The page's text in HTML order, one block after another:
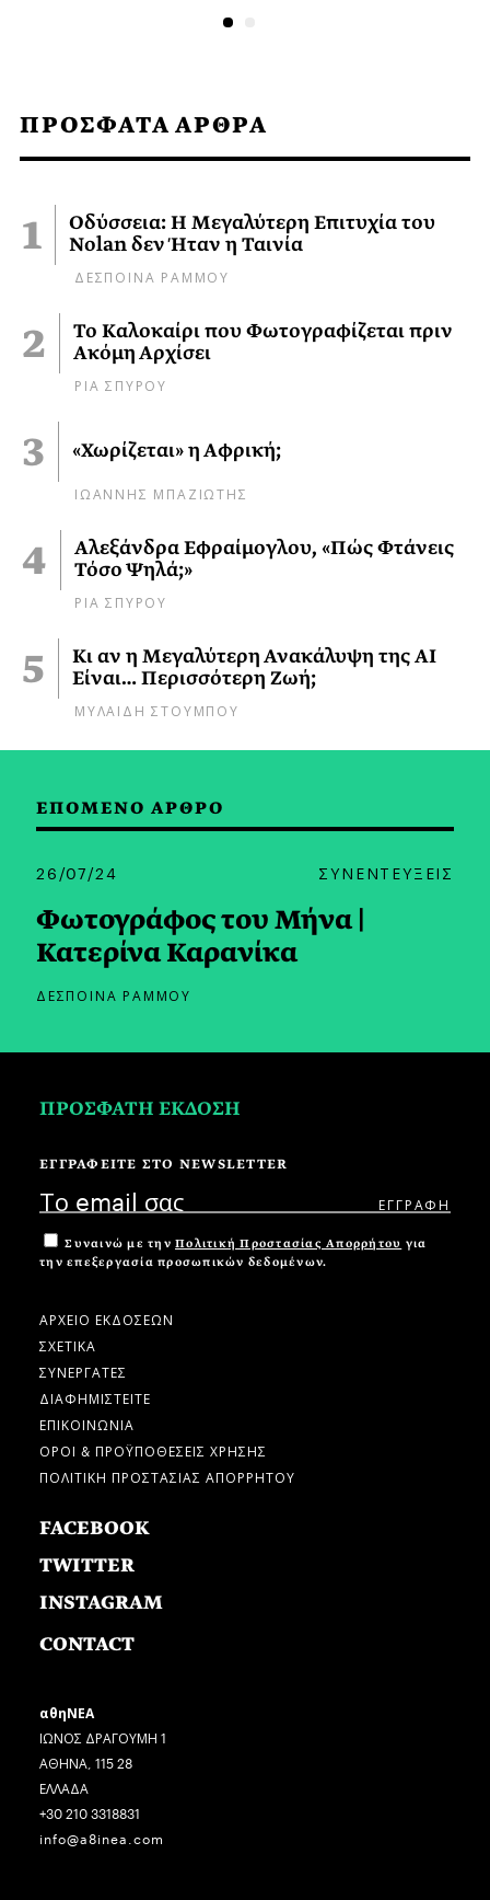
ΠΡΟΣΦΑΤΑ ΑΡΘΡΑ
Οδύσσεια: Η Μεγαλύτερη Επιτυχία του
Nolan δεν Ήταν η Ταινία
ΔΕΣΠΟΙΝΑ ΡΑΜΜΟΥ
Το Καλοκαίρι που Φωτογραφίζεται πριν
Ακόμη Αρχίσει
ΡΙΑ ΣΠΥΡΟΥ
«Χωρίζεται» η Αφρική;
ΙΩΑΝΝΗΣ ΜΠΑΖΙΩΤΗΣ
Αλεξάνδρα Εφραίμογλου, «Πώς Φτάνεις
Τόσο Ψηλά;»
ΡΙΑ ΣΠΥΡΟΥ
Κι αν η Μεγαλύτερη Ανακάλυψη της AI
Είναι… Περισσότερη Ζωή;
ΜΥΛΑΙΔΗ ΣΤΟΥΜΠΟΥ
ΕΠΟΜΕΝΟ ΑΡΘΡΟ
26/07/24 ΣΥΝΕΝΤΕΥΞΕΙΣ
Φωτογράφος του Μήνα |
Κατερίνα Καρανίκα
ΔΕΣΠΟΙΝΑ ΡΑΜΜΟΥ
ΠΡΟΣΦΑΤΗ ΕΚΔΟΣΗ
ΕΓΓΡΑΦΕΙΤΕ ΣΤΟ NEWSLETTER
Συναινώ με την Πολιτική Προστασίας Απορρήτου για
την επεξεργασία προσωπικών δεδομένων.
ΑΡΧΕΙΟ ΕΚΔΟΣΕΩΝ
ΣΧΕΤΙΚΑ
ΣΥΝΕΡΓΑΤΕΣ
ΔΙΑΦΗΜΙΣΤΕΙΤΕ
ΕΠΙΚΟΙΝΩΝΙΑ
ΟΡΟΙ & ΠΡΟΫΠΟΘΕΣΕΙΣ ΧΡΗΣΗΣ
ΠΟΛΙΤΙΚΗ ΠΡΟΣΤΑΣΙΑΣ ΑΠΟΡΡΗΤΟΥ
FACEBOOK
TWITTER
INSTAGRAM
CONTACT
αθηΝΕΑ
ΙΩΝΟΣ ΔΡΑΓΟΥΜΗ 1
ΑΘΗΝΑ, 115 28
ΕΛΛΑΔΑ
+30 210 3318831
info@a8inea.com